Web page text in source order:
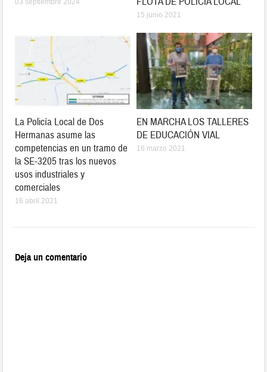
15 junio 2021
La Policía Local de Dos
Hermanas asume las
competencias en un tramo de
la SE-3205 tras los nuevos
usos industriales y
comerciales
16 abril 2021
EN MARCHA LOS TALLERES
DE EDUCACIÓN VIAL
16 marzo 2021
Deja un comentario